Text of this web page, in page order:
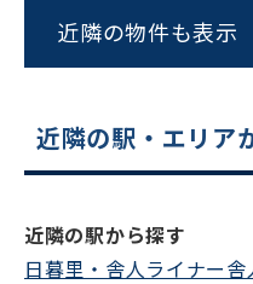
スムーズ
フォ
近隣の物件も表示
近隣の駅・エリア
近隣の駅から探す
日暮里・舎人ライナー